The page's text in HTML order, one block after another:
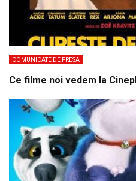
COMUNICATE DE PRESA
Ce filme noi vedem la